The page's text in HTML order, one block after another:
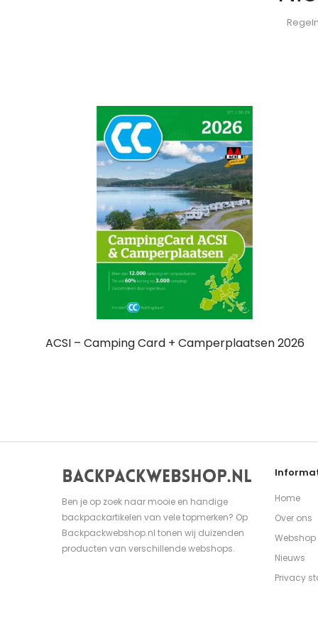
ACSI – Camping Card + Camperplaatsen 2026
Ben je op zoek naar mooie en handige
backpackartikelen van vele topmerken? Op
Backpackwebshop.nl tonen wij duizenden
producten van verschillende webshops.
Home
Over ons
Webshop
Nieuws
Privacy